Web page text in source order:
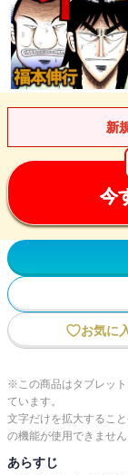
新
今
お気に
※この商品はタブレッ
ています。
文字だけを拡大するこ
の機能が使用できません
あらすじ